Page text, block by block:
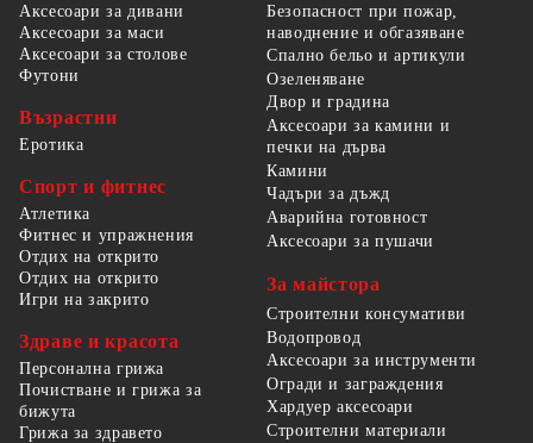
Аксесоари за дивани
Аксесоари за маси
Аксесоари за столове
Футони
Възрастни
Еротика
Спорт и фитнес
Атлетика
Фитнес и упражнения
Отдих на открито
Отдих на открито
Игри на закрито
Здраве и красота
Персонална грижа
Почистване и грижа за
бижута
Грижа за здравето
Безопасност при пожар,
наводнение и обгазяване
Спално бельо и артикули
Озеленяване
Двор и градина
Аксесоари за камини и
печки на дърва
Камини
Чадъри за дъжд
Аварийна готовност
Аксесоари за пушачи
За майстора
Строителни консумативи
Водопровод
Аксесоари за инструменти
Огради и заграждения
Хардуер аксесоари
Строителни материали